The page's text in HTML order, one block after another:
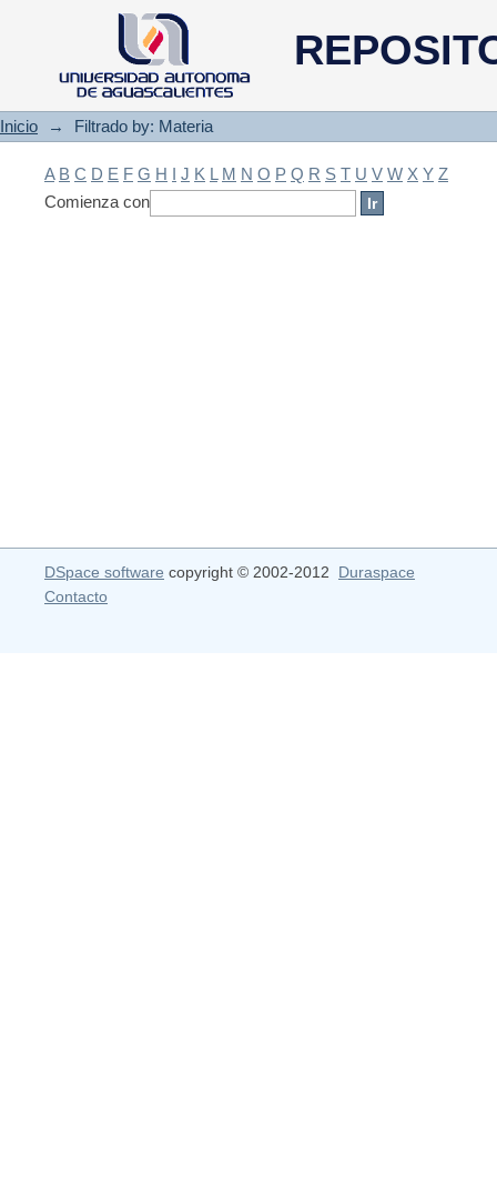
Filtrado by: Materia
Inicio → Filtrado by: Materia
A B C D E F G H I J K L M N O P Q R S T U V W X Y Z
Comienza con
DSpace software copyright © 2002-2012 Duraspace
Contacto